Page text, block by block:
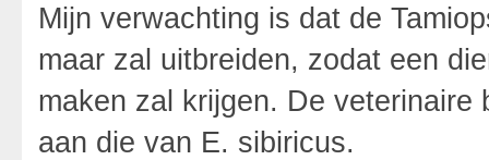
Mijn verwachting is dat de
maar zal uitbreiden, zodat een
maken zal krijgen. De
aan die van E. sibiricus.